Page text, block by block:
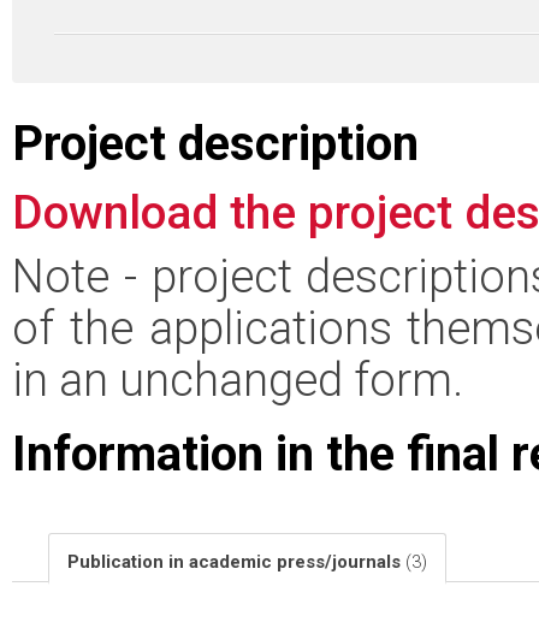
Project description
Download the project
Note - project
of the applications
in an unchanged form.
Information in the final
Publication in academic press/journals (3)